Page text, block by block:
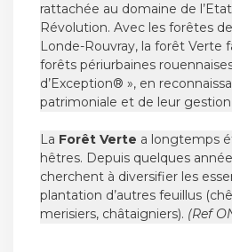
rattachée au domaine de
Révolution. Avec les forêtes
Londe-Rouvray, la forêt Verte
forêts périurbaines
d’Exception® », en
patrimoniale et de leur gestion.
La Forêt Verte a longtemps
hêtres. Depuis quelques
cherchent à diversifier les
plantation d’autres feuillus
merisiers, châtaigniers). (Ref